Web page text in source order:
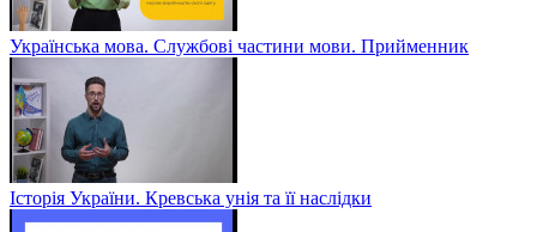
Українська мова. Службові частини мови. Прийменник
Історія України. Кревська унія та її наслідки